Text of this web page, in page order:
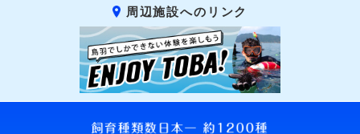
周辺施設へのリンク